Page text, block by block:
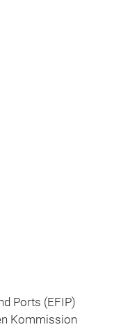
Ports (EFIP)
Kommission